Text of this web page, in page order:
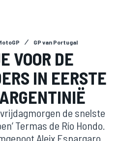
GP van Portugal
VOOR DE
IN EERSTE
de snelste
Termas de Río Hondo.
Aleix Espargaro